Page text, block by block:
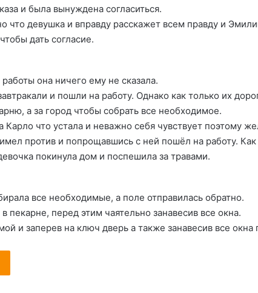
и была вынуждена согласиться.
что девушка и вправду расскажет всем правду и
дать согласие.
она ничего ему не сказала.
и пошли на работу. Однако как только их
а за город чтобы собрать все необходимое.
Карло что устала и неважно себя чувствует поэтому
против и попрощавшись с ней пошёл на работу. Как
покинула дом и поспешила за травами.
все необходимые, а поле отправилась обратно.
пекарне, перед этим чаятельно занавесив все окна.
и заперев на ключ дверь а также занавесив все окна